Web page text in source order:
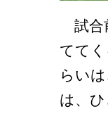
試合
てて
らい
は、